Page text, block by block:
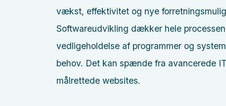
vækst, effektivitet og nye
Softwareudvikling dækker hele
vedligeholdelse af programmer og
behov. Det kan spænde fra avancerede
målrettede websites.